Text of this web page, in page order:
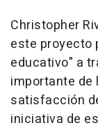
Christopher
este proyecto
educativo" a
importante de
satisfacción
iniciativa de